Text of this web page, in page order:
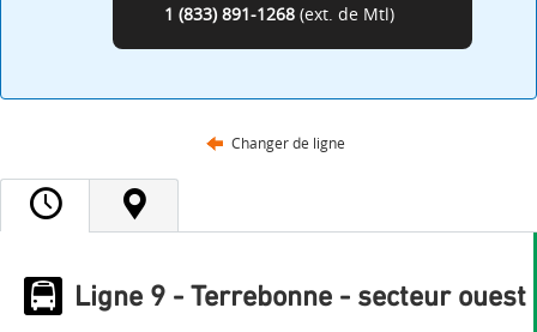
1 (833) 891-1268 (ext. de Montréal
)
Changer de ligne
Ligne 9 - Terrebonne - secteur ouest